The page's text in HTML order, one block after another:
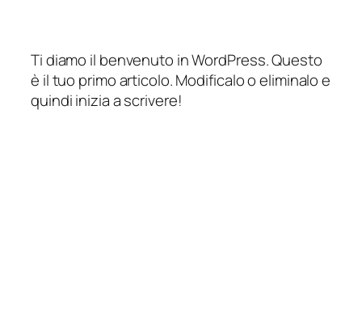
Ti diamo il benvenuto in WordPress. Questo
è il tuo primo articolo. Modificalo o eliminalo e
quindi inizia a scrivere!